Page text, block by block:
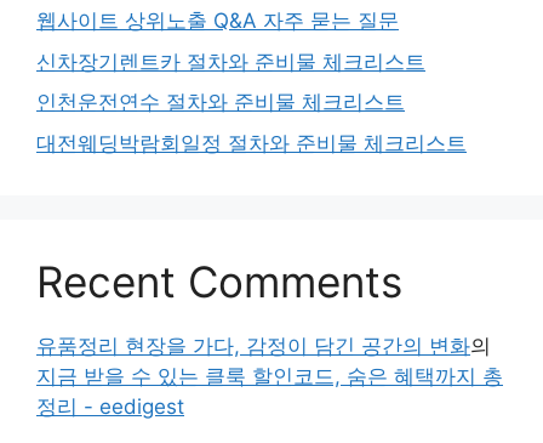
웹사이트 상위노출 Q&A 자주 묻는 질문
신차장기렌트카 절차와 준비물 체크리스트
인천운전연수 절차와 준비물 체크리스트
대전웨딩박람회일정 절차와 준비물 체크리스트
Recent Comments
유품정리 현장을 가다, 감정이 담긴 공간의 변화의
지금 받을 수 있는 클룩 할인코드, 숨은 혜택까지 총
정리 - eedigest